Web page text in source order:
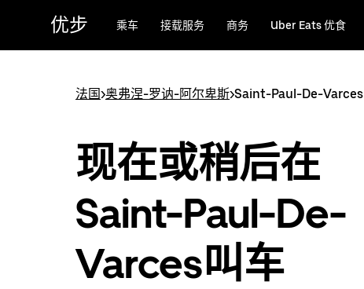
优步 乘车 接载服务 商务 Uber Eats 优食
法国>奥弗涅-罗讷-阿尔卑斯>Saint-Paul-De-Varces
现在或稍后在
Saint-Paul-De-
Varces叫车